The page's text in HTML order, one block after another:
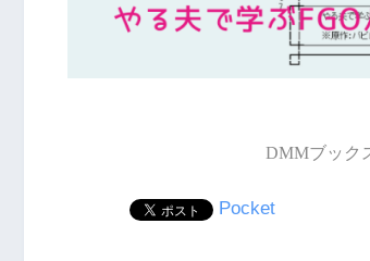
DMMブック
Pocket